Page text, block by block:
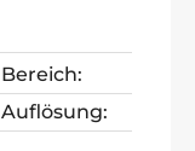
Bereich:
Auflösung: